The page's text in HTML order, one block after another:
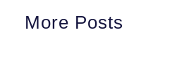
More Posts